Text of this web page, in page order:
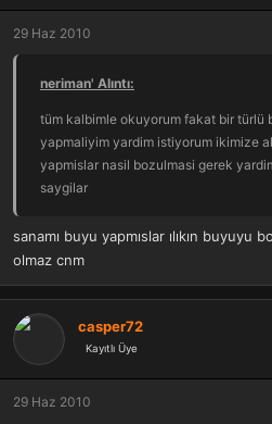
29 Haz 2010
neriman' Alıntı:
tüm kalbimle okuyorum fakat bir türlü
yapmaliyim yardim istiyorum ikimize
yapmislar nasil bozulmasi gerek
saygilar
sanamı buyu yapmıslar ılıkın buyuyu
olmaz cnm
casper72
Kayıtlı Üye
29 Haz 2010